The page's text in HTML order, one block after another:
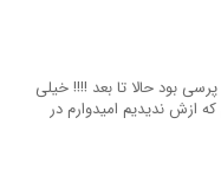
بود حالا تا بعد !!!! خیلی
ازش ندیدیم امیدوارم در